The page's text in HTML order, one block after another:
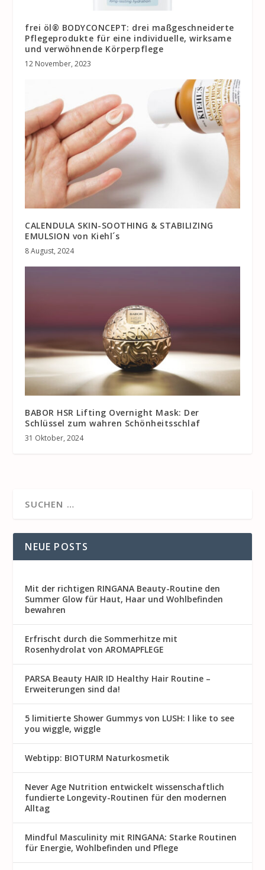
frei öl® BODYCONCEPT: drei maßgeschneiderte
Pflegeprodukte für eine individuelle, wirksame
und verwöhnende Körperpflege
12 November, 2023
CALENDULA SKIN-SOOTHING & STABILIZING
EMULSION von Kiehl´s
8 August, 2024
BABOR HSR Lifting Overnight Mask: Der
Schlüssel zum wahren Schönheitsschlaf
31 Oktober, 2024
NEUE POSTS
Mit der richtigen RINGANA Beauty-Routine den
Summer Glow für Haut, Haar und Wohlbefinden
bewahren
Erfrischt durch die Sommerhitze mit
Rosenhydrolat von AROMAPFLEGE
PARSA Beauty HAIR ID Healthy Hair Routine –
Erweiterungen sind da!
5 limitierte Shower Gummys von LUSH: I like to see
you wiggle, wiggle
Webtipp: BIOTURM Naturkosmetik
Never Age Nutrition entwickelt wissenschaftlich
fundierte Longevity-Routinen für den modernen
Alltag
Mindful Masculinity mit RINGANA: Starke Routinen
für Energie, Wohlbefinden und Pflege